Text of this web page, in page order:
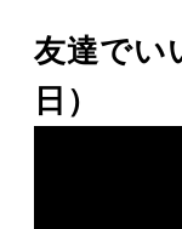
友達でい
日）